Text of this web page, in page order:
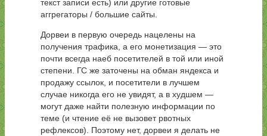
текст записи есть) или другие готовые
аггрегаторы / большие сайты.
Дорвеи в первую очередь нацелены на
получения трафика, а его монетизация — это
почти всегда наеб посетителей в той или иной
степени. ГС же заточены на обман яндекса и
продажу ссылок, и посетители в лучшем
случае никогда его не увидят, а в худшем —
могут даже найти полезную информации по
теме (и чтение её не вызовет рвотных
рефлексов). Поэтому нет, дорвеи я делать не